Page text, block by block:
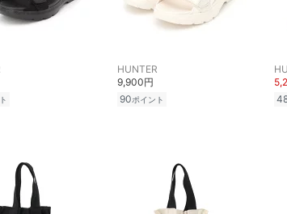
HUNTER
9,900円
90ポイント